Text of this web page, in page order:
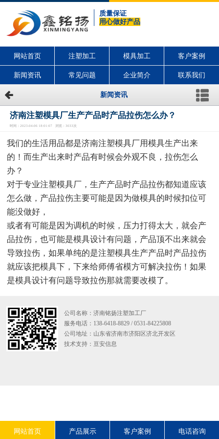
质量保证
用心做好产品
网站首页 注塑加工 模具加工 客户案例
新闻资讯 常见问题 企业简介 联系我们
新闻资讯
济南注塑模具厂生产产品时产品拉伤怎么办？
时间：2023-04-06 18:01:07 浏览：3033次
我们的生活用品都是济南注塑模具厂用模具生产出来
的！而生产出来时产品有时候会外观不良，拉伤怎么
办？
对于专业注塑模具厂，生产产品时产品拉伤都知道应该
怎么做，产品拉伤主要可能是因为做模具的时候扣位可
能没做好，
或者有可能是因为调机的时候，压力打得太大，就会产
品拉伤，也可能是模具设计有问题，产品顶不出来就会
导致拉伤，如果单纯的是注塑模具生产产品时产品拉伤
就应该把模具下，下来给师傅省模方可解决拉伤！如果
是模具设计有问题导致拉伤那就需要改模了。
公司名称：济南铭扬注塑加工厂
服务电话：138-6418-8829 / 0531-84225808
公司地址：山东省济南市济阳区济北开发区
技术支持： 亘安信息
网站首页 产品展示 客户案例 电话咨询